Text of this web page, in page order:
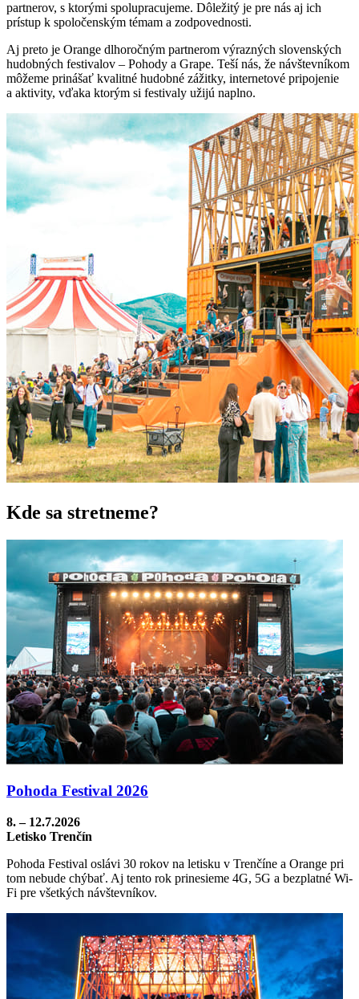
partnerov, s ktorými spolupracujeme. Dôležitý je pre nás aj ich
prístup k spoločenským témam a zodpovednosti.
Aj preto je Orange dlhoročným partnerom výrazných slovenských
hudobných festivalov – Pohody a Grape. Teší nás, že návštevníkom
môžeme prinášať kvalitné hudobné zážitky, internetové pripojenie
a aktivity, vďaka ktorým si festivaly užijú naplno.
Kde sa stretneme?
Pohoda Festival 2026
8. – 12.7.2026
Letisko Trenčín
Pohoda Festival oslávi 30 rokov na letisku v Trenčíne a Orange pri
tom nebude chýbať. Aj tento rok prinesieme 4G, 5G a bezplatné Wi-
Fi pre všetkých návštevníkov.